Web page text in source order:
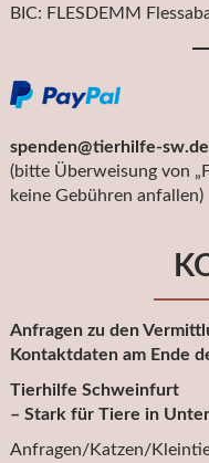
BIC: FLESDEMM
spenden@tierhilfe-sw.de
(bitte Überweisung von
keine Gebühren anfallen)
Anfragen zu den
Kontaktdaten am Ende
Tierhilfe Schweinfurt
– Stark für Tiere in
Anfragen/Katzen/